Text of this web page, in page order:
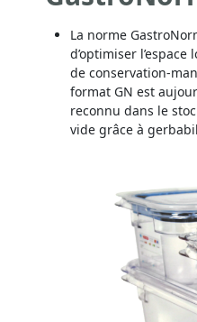
La norme
d’optimiser
de conservation-
format GN est
reconnu dans le
vide grâce à